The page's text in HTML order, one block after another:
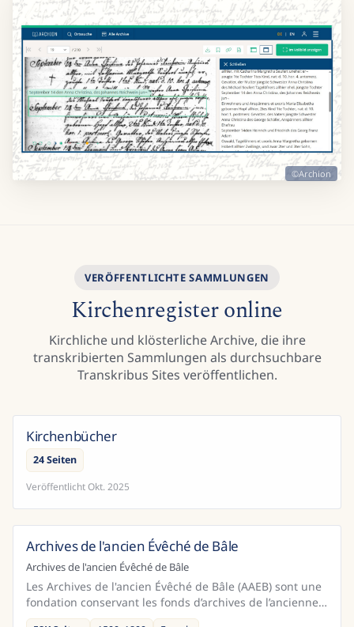
©Archion
VERÖFFENTLICHTE SAMMLUNGEN
Kirchenregister online
Kirchliche und klösterliche Archive, die ihre
transkribierten Sammlungen als durchsuchbare
Transkribus Sites veröffentlichen.
Kirchenbücher
24 Seiten
VeröffentlichtOkt. 2025
Archives de l'ancien Évêché de Bâle
Archives de l'ancien Évêché de Bâle
Les Archives de l'ancien Évêché de Bâle (AAEB) sont une
fondation conservant les fonds d’archives de l’ancienne
principauté épiscopale de Bâle. Son siège est...